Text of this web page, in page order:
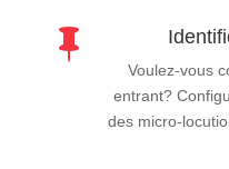

Voulez-vous
entrant?
des micro-